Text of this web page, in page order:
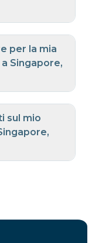
per la mia
Singapore,
sul mio